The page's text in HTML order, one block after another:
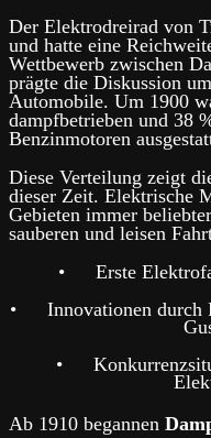
Der Elektrodreirad von
und hatte eine
Wettbewerb zwischen
prägte die Diskussion
Automobile. Um 1900
dampfbetrieben und 38
Benzinmotoren
Diese Verteilung zeigt
dieser Zeit. Elektrische
Gebieten immer
sauberen und leisen
•
Erste
•
Innovationen durch
•
Ab 1910 begannen